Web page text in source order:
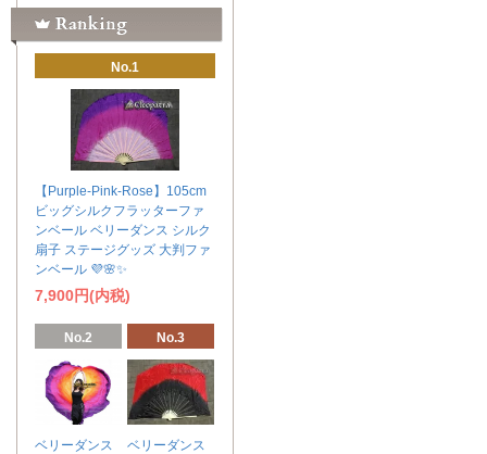
No.1
【Purple-Pink-Rose】105cm
ビッグシルクフラッターファ
ンベール ベリーダンス シルク
扇子 ステージグッズ 大判ファ
ンベール 💜🌸✨
7,900円(内税)
No.2
ベリーダンス
No.3
ベリーダンス